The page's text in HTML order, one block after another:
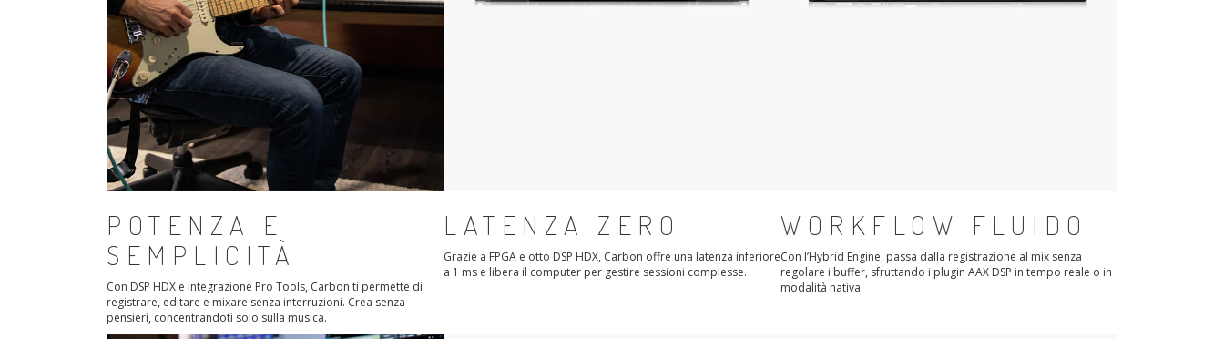
POTENZA E
SEMPLICITÀ
Con DSP HDX e integrazione Pro Tools, Carbon ti permette di
registrare, editare e mixare senza interruzioni. Crea senza
pensieri, concentrandoti solo sulla musica.
LATENZA ZERO
Grazie a FPGA e otto DSP HDX, Carbon offre una latenza inferiore
a 1 ms e libera il computer per gestire sessioni complesse.
WORKFLOW FLUIDO
Con l’Hybrid Engine, passa dalla registrazione al mix senza
regolare i buffer, sfruttando i plugin AAX DSP in tempo reale o in
modalità nativa.